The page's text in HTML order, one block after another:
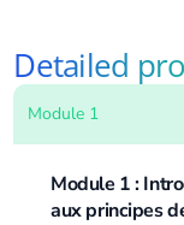
Detailed
Module 1
Module 1 :
aux principes